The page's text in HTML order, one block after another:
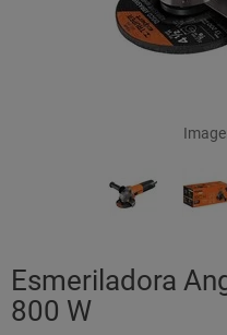
Esmeriladora
800 W